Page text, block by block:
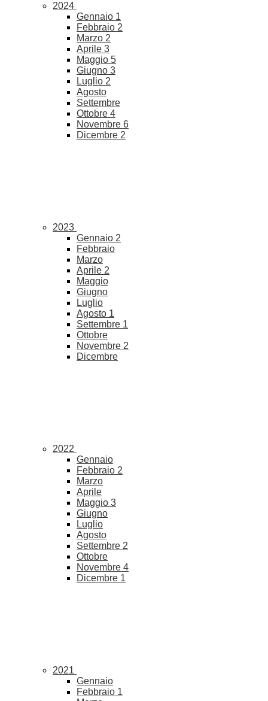
2024
Gennaio 1
Febbraio 2
Marzo 2
Aprile 3
Maggio 5
Giugno 3
Luglio 2
Agosto
Settembre
Ottobre 4
Novembre 6
Dicembre 2
2023
Gennaio 2
Febbraio
Marzo
Aprile 2
Maggio
Giugno
Luglio
Agosto 1
Settembre 1
Ottobre
Novembre 2
Dicembre
2022
Gennaio
Febbraio 2
Marzo
Aprile
Maggio 3
Giugno
Luglio
Agosto
Settembre 2
Ottobre
Novembre 4
Dicembre 1
2021
Gennaio
Febbraio 1